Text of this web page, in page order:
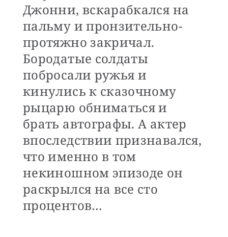
Джонни, вскарабкался на
пальму и пронзительно-
протяжно закричал.
Бородатые солдаты
побросали ружья и
кинулись к сказочному
рыцарю обниматься и
брать автографы. А актер
впоследствии признавался,
что именно в том
некиношном эпизоде он
раскрылся на все сто
процентов…